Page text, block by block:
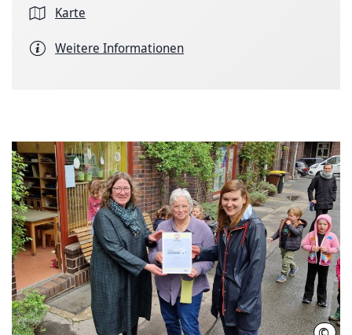
Karte
Weitere Informationen
LHH